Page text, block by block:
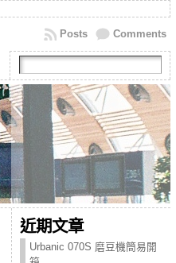
Comments
Posts
近期文章
Urbanic 070S 磨豆機簡易開